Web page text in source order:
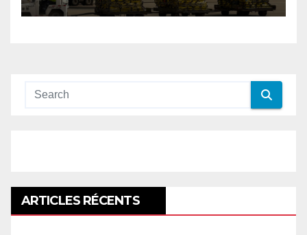
ARTICLES RÉCENTS